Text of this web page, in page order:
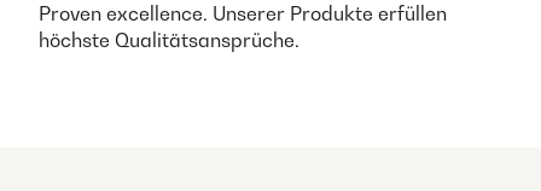
Proven excellence. Unserer Produkte erfüllen
höchste Qualitätsansprüche.